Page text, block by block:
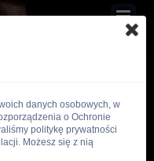
danych osobowych, w
o Ochronie
politykę prywatności
Możesz się z nią